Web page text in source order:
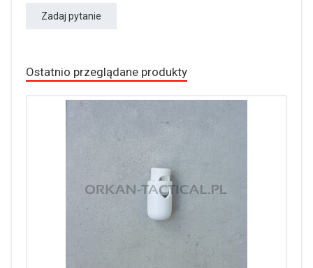
Zadaj pytanie
Ostatnio przeglądane produkty